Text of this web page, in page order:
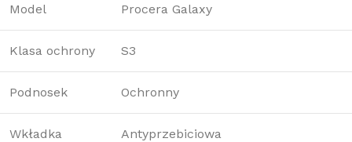
Model Procera Galaxy
Klasa ochrony S3
Podnosek Ochronny
Wkładka Antyprzebiciowa